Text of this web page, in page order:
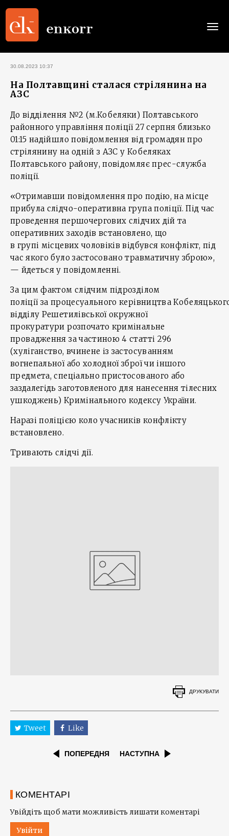
30.08.2023 10:37
На Полтавщині сталася стрілянина на
АЗС
До відділення №2 (м.Кобеляки) Полтавського
районного управління поліції 27 серпня близько
01:15 надійшло повідомлення від громадян про
стрілянину на одній з АЗС у Кобеляках
Полтавського району, повідомляє прес-служба
поліції.
«Отримавши повідомлення про подію, на місце
прибула слідчо-оперативна група поліції. Під час
проведення першочергових слідчих дій та
оперативних заходів встановлено, що
в групі місцевих чоловіків відбувся конфлікт, під
час якого було застосовано травматичну зброю»,
— йдеться у повідомленні.
За цим фактом слідчим підрозділом
поліції за процесуального керівництва
відділу Решетилівської окружної
прокуратури розпочато кримінальне
провадження за частиною 4 статті 296
(хуліганство, вчинене із застосуванням
вогнепальної або холодної зброї чи іншого
предмета, спеціально пристосованого або
заздалегідь заготовленого для нанесення тілесних
ушкоджень) Кримінального кодексу України.
Наразі поліцією коло учасників конфлікту
встановлено.
Тривають слідчі дії.
ДРУКУВАТИ
Tweet Like
ПОПЕРЕДНЯ НАСТУПНА
КОМЕНТАРІ
Увійдіть щоб мати можливість лишати коментарі
Увійти